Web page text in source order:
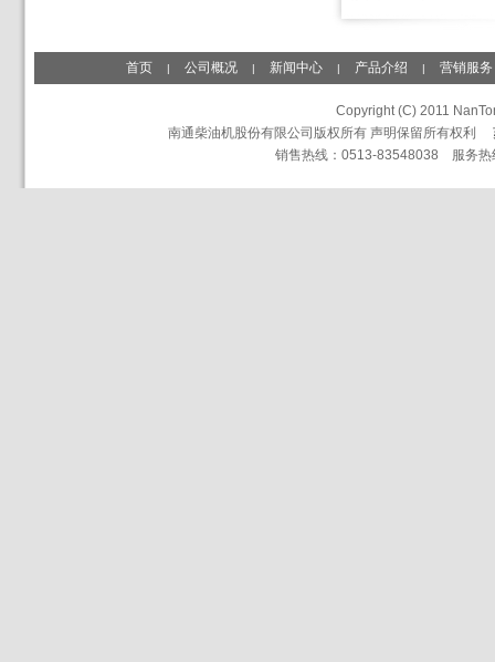
首页 | 公司概况 | 新闻中心 | 产品介绍 | 营销服务
Copyright (C) 2011
南通柴油机股份有限公司版权所有 声明保留所有权利
销售热线：0513-83548038 服务热